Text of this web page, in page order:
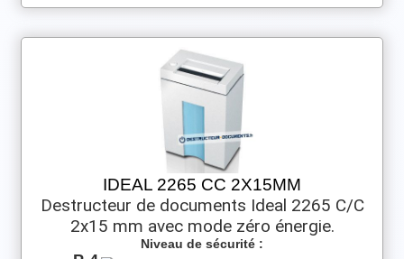
IDEAL 2265 CC 2X15MM
Destructeur de documents Ideal 2265 C/C
2x15 mm avec mode zéro énergie.
Niveau de sécurité :